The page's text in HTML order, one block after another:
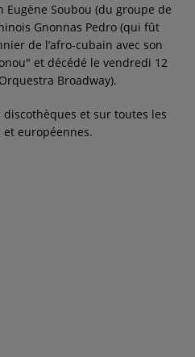
Eugène Soubou (du groupe de
Gnonnas Pedro (qui fût
de l’afro-cubain avec son
et décédé le vendredi 12
Broadway).
discothèques et sur toutes les
européennes.